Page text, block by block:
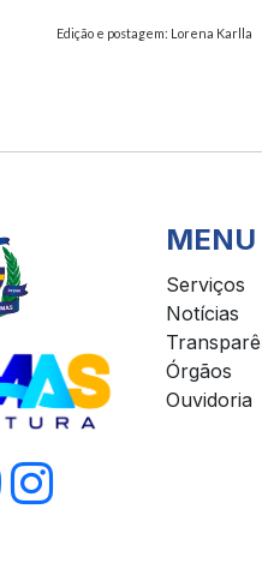
Edição e postagem: Lorena Karlla
MENU
Serviços
Notícias
Órgãos
Ouvidoria